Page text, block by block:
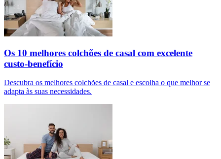
Os 10 melhores colchões de casal com excelente
custo-benefício
Descubra os melhores colchões de casal e escolha o que melhor se
adapta às suas necessidades.